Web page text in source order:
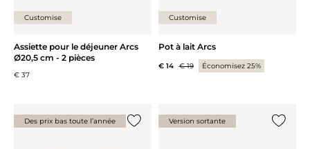
Customise
Assiette pour le déjeuner Arcs
Ø20,5 cm - 2 pièces
€ 37
Customise
Pot à lait Arcs
€ 14 € 19 Économisez 25%
Des prix bas toute l’année Version sortante